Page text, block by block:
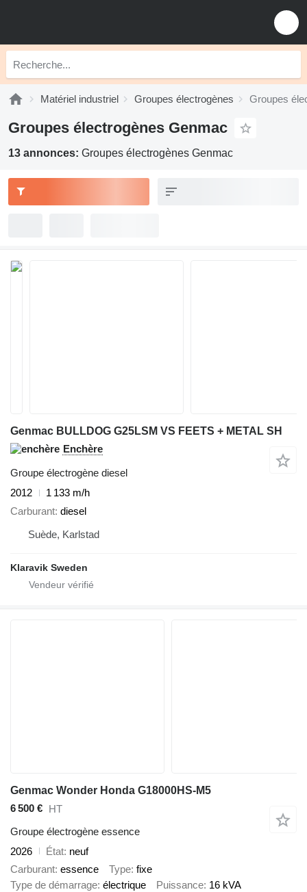
Matériel industriel Groupes électrogènes Groupes
Groupes électrogènes Genmac
13 annonces: Groupes électrogènes Genmac
Genmac BULLDOG G25LSM VS FEETS + METAL SH
Enchère
Groupe électrogène diesel
2012
1 133 m/h
Carburant diesel
Suède, Karlstad
Klaravik Sweden
Genmac Wonder Honda G18000HS-M5
6 500 € HT
Groupe électrogène essence
2026
État neuf
Carburant essence Type fixe
Type de démarrage électrique Puissance 16 kVA